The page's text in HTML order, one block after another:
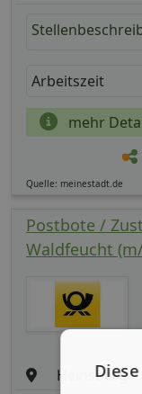
Arbeitszeit
mehr
Quelle: meinestadt.de
Postbote /
Waldfeucht
Heinsberg